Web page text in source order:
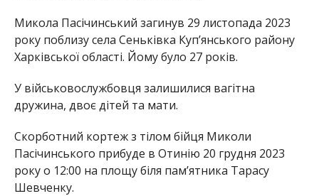
Микола Пасічинський загинув 29 листопада 2023
року поблизу села Сеньківка Куп’янського району
Харківської області. Йому було 27 років.
У військовослужбовця залишилися вагітна
дружина, двоє дітей та мати.
Скорботний кортеж з тілом бійця Миколи
Пасічинського прибуде в Отинію 20 грудня 2023
року о 12:00 на площу біля пам’ятника Тарасу
Шевченку.